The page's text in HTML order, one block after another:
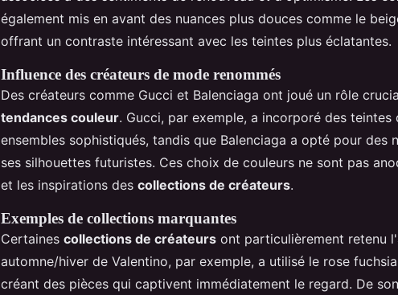
également mis en avant des nuances plus douces comme le
offrant un contraste intéressant avec les teintes plus éclatantes.
Influence des créateurs de mode renommés
Des créateurs comme Gucci et Balenciaga ont joué un rôle
tendances couleur. Gucci, par exemple, a incorporé des
ensembles sophistiqués, tandis que Balenciaga a opté pour des
ses silhouettes futuristes. Ces choix de couleurs ne sont pas
et les inspirations des collections de créateurs.
Exemples de collections marquantes
Certaines collections de créateurs ont particulièrement retenu
automne/hiver de Valentino, par exemple, a utilisé le rose
créant des pièces qui captivent immédiatement le regard. De